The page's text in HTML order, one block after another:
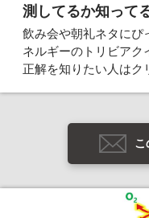
測してるか知って
飲み会や朝礼ネタにぴ
ネルギーのトリビアク
正解を知りたい人はク
こ